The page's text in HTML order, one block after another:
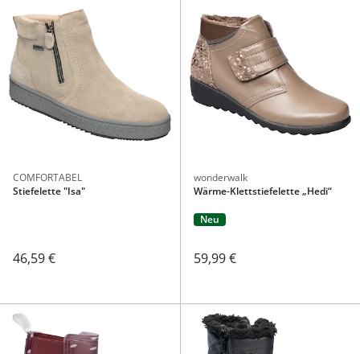
COMFORTABEL
Stiefelette "Isa"
46,59 €
wonderwalk
Wärme-Klettstiefelette „Hedi“
Neu
59,99 €